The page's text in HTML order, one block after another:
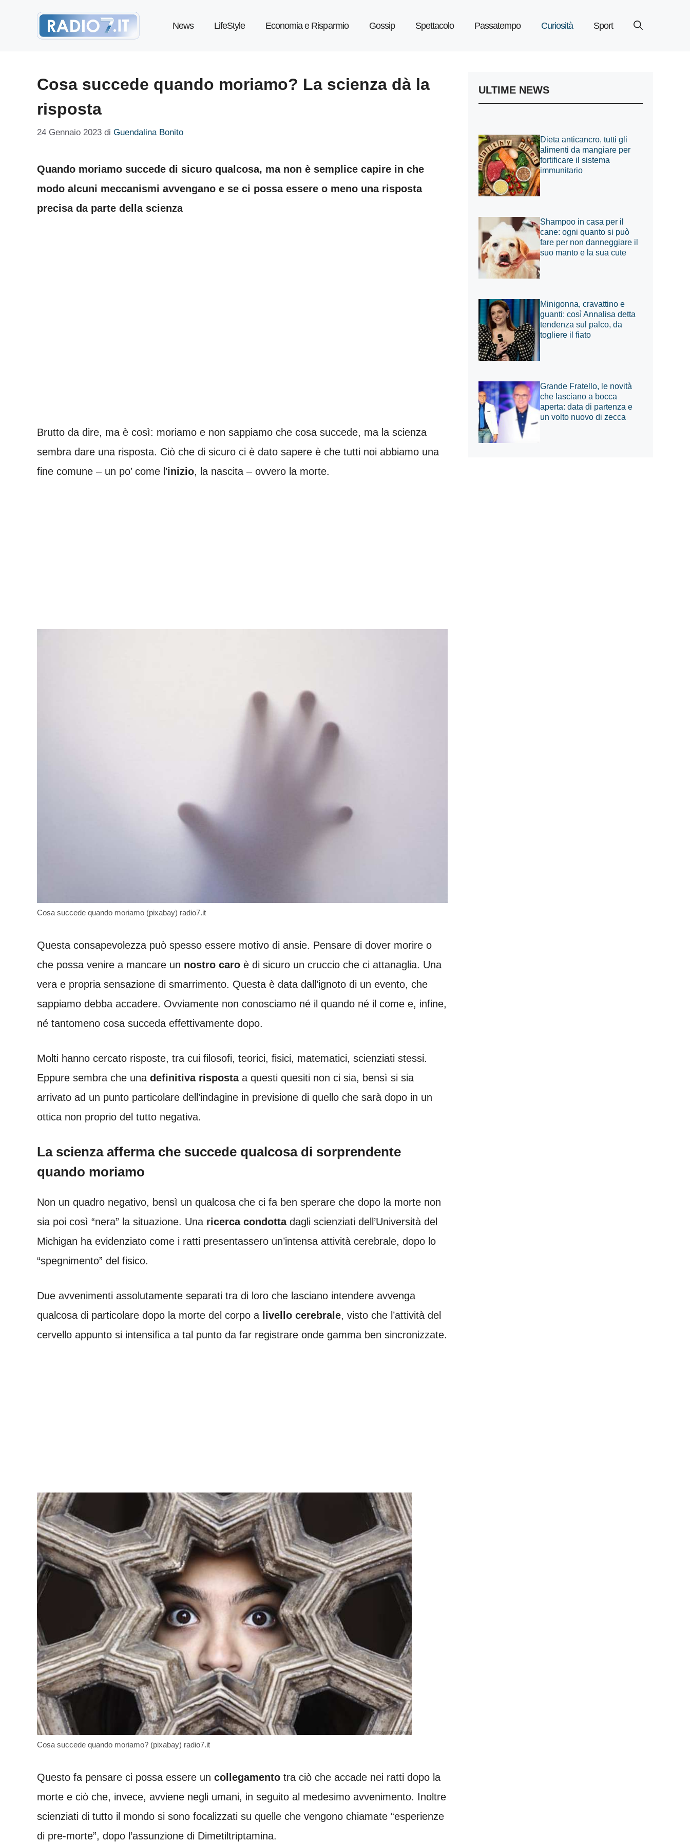
News LifeStyle Economia e Risparmio Gossip Spettacolo Passatempo Curiosità Sport
Cosa succede quando moriamo? La scienza dà la
risposta
24 Gennaio 2023 di Guendalina Bonito
Quando moriamo succede di sicuro qualcosa, ma non è semplice capire in che
modo alcuni meccanismi avvengano e se ci possa essere o meno una risposta
precisa da parte della scienza
Brutto da dire, ma è così: moriamo e non sappiamo che cosa succede, ma la scienza
sembra dare una risposta. Ciò che di sicuro ci è dato sapere è che tutti noi abbiamo una
fine comune – un po’ come l’inizio, la nascita – ovvero la morte.
Cosa succede quando moriamo (pixabay) radio7.it
Questa consapevolezza può spesso essere motivo di ansie. Pensare di dover morire o
che possa venire a mancare un nostro caro è di sicuro un cruccio che ci attanaglia. Una
vera e propria sensazione di smarrimento. Questa è data dall’ignoto di un evento, che
sappiamo debba accadere. Ovviamente non conosciamo né il quando né il come e, infine,
né tantomeno cosa succeda effettivamente dopo.
Molti hanno cercato risposte, tra cui filosofi, teorici, fisici, matematici, scienziati stessi.
Eppure sembra che una definitiva rispostaa questi quesiti non ci sia, bensì si sia
arrivato ad un punto particolare dell’indagine in previsione di quello che sarà dopo in un
ottica non proprio del tutto negativa.
La scienza afferma che succede qualcosa di sorprendente
quando moriamo
Non un quadro negativo, bensì un qualcosa che ci fa ben sperare che dopo la morte non
sia poi così “nera” la situazione. Una ricerca condottadagli scienziati dell’Università del
Michigan ha evidenziato come i ratti presentassero un’intensa attività cerebrale, dopo lo
“spegnimento” del fisico.
Due avvenimenti assolutamente separati tra di loro che lasciano intendere avvenga
qualcosa di particolare dopo la morte del corpo a livello cerebrale, visto che l’attività del
cervello appunto si intensifica a tal punto da far registrare onde gamma ben sincronizzate.
Cosa succede quando moriamo? (pixabay) radio7.it
Questo fa pensare ci possa essere un collegamento tra ciò che accade nei ratti dopo la
morte e ciò che, invece, avviene negli umani, in seguito al medesimo avvenimento. Inoltre
scienziati di tutto il mondo si sono focalizzati su quelle che vengono chiamate “esperienze
di pre-morte”, dopo l’assunzione di Dimetiltriptamina.
ULTIME NEWS
Dieta anticancro, tutti gli
alimenti da mangiare per
fortificare il sistema
immunitario
Shampoo in casa per il
cane: ogni quanto si può
fare per non danneggiare il
suo manto e la sua cute
Minigonna, cravattino e
guanti: così Annalisa detta
tendenza sul palco, da
togliere il fiato
Grande Fratello, le novità
che lasciano a bocca
aperta: data di partenza e
un volto nuovo di zecca